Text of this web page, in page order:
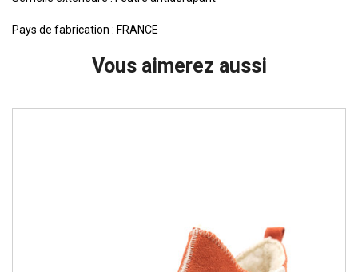
Pays de fabrication : FRANCE
Vous aimerez aussi